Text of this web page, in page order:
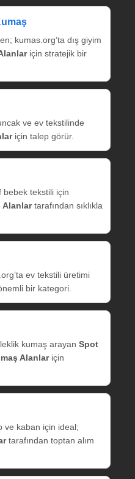
kumas.org’ta dış giyim
için stratejik bir
ve ev tekstilinde
için talep görür.
tekstili için
Alanlartarafından sıklıkla
ev tekstili üretimi
bir kategori.
kumaş arayan Spot
Alanlariçin
ve kaban için ideal;
tarafından toptan alım